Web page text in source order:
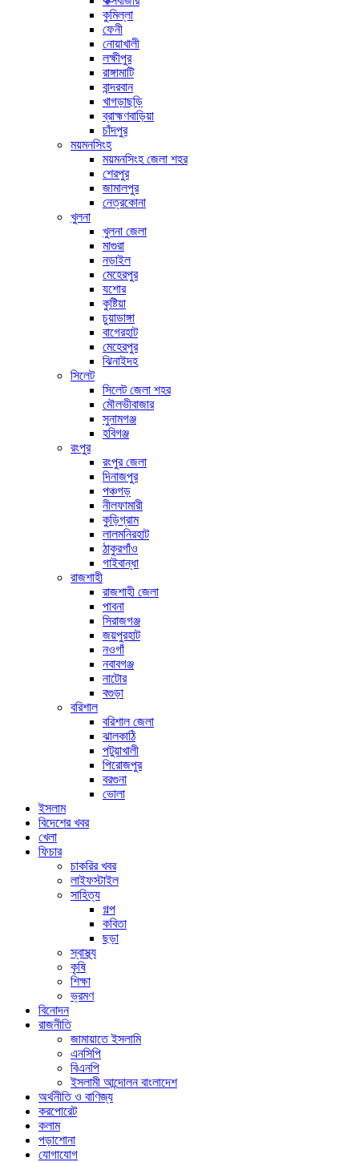
কুমিল্লা
ফেনী
নোয়াখালী
লক্ষীপুর
রাঙ্গামাটি
বান্দরবান
খাগড়াছড়ি
ব্রাহ্মণবাড়িয়া
চাঁদপুর
ময়মনসিংহ
ময়মনসিংহ জেলা শহর
শেরপুর
জামালপুর
নেত্রকোনা
খুলনা
খুলনা জেলা
মাগুরা
নড়াইল
মেহেরপুর
যশোর
কুষ্টিয়া
চুয়াডাঙ্গা
বাগেরহাট
মেহেরপুর
ঝিনাইদহ
সিলেট
সিলেট জেলা শহর
মৌলভীবাজার
সুনামগঞ্জ
হবিগঞ্জ
রংপুর
রংপুর জেলা
দিনাজপুর
পঞ্চগড়
নীলফামারী
কুড়িগ্রাম
লালমনিরহাট
ঠাকুরগাঁও
গাইবান্ধা
রাজশাহী
রাজশাহী জেলা
পাবনা
সিরাজগঞ্জ
জয়পুরহাট
নওগাঁ
নবাবগঞ্জ
নাটোর
বগুড়া
বরিশাল
বরিশাল জেলা
ঝালকাঠি
পটুয়াখালী
পিরোজপুর
বরগুনা
ভোলা
ইসলাম
বিদেশের খবর
খেলা
ফিচার
চাকরির খবর
লাইফস্টাইল
সাহিত্য
গল্প
কবিতা
ছড়া
স্বাস্থ্য
কৃষি
শিক্ষা
ভ্রমণ
বিনোদন
রাজনীতি
জামায়াতে ইসলামি
এনসিপি
বিএনপি
ইসলামী আন্দোলন বাংলাদেশ
অর্থনীতি ও বাণিজ্য
করপোরেট
কলাম
পড়াশোনা
যোগাযোগ